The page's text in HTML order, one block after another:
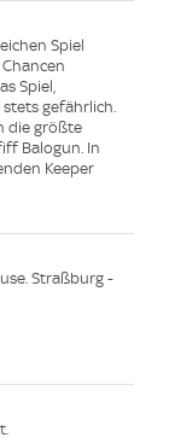
Spiel
Spiel,
gefährlich.
die größte
Balogun. In
Keeper
Straßburg -